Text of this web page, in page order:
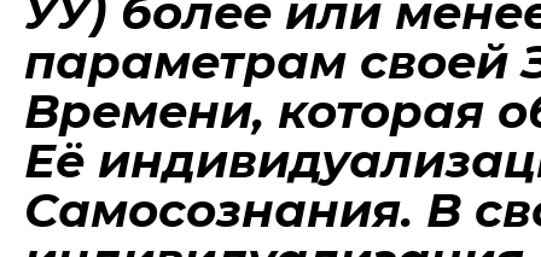
УУ) более или
параметрам своей
Времени, которая
Её
Самосознания. В